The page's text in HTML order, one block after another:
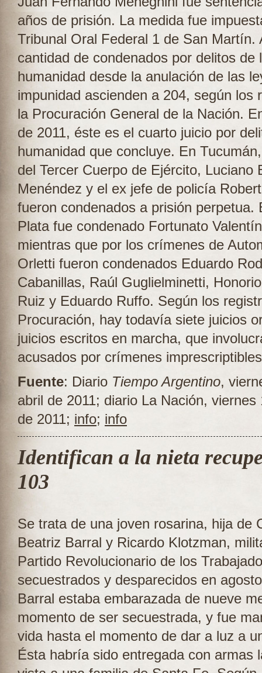
años de prisión. La medida fue
Tribunal Oral Federal 1 de San Martín.
cantidad de condenados por delitos de
humanidad desde la anulación de las
impunidad ascienden a 204, según los
la Procuración General de la Nación.
de 2011, éste es el cuarto juicio por
humanidad que concluye. En
del Tercer Cuerpo de Ejército, Luciano
Menéndez y el ex jefe de policía
fueron condenados a prisión perpetua.
Plata fue condenado Fortunato
mientras que por los crímenes de
Orletti fueron condenados Eduardo
Cabanillas, Raúl Guglielminetti,
Ruiz y Eduardo Ruffo. Según los
Procuración, hay todavía siete juicios
juicios escritos en marcha, que
acusados por crímenes
Fuente: Diario Tiempo Argentino,
abril de 2011; diario La Nación, viernes
de 2011; info; info
Identifican a la nieta
103
Se trata de una joven rosarina, hija de
Beatriz Barral y Ricardo Klotzman,
Partido Revolucionario de los
secuestrados y desparecidos en
Barral estaba embarazada de nueve
momento de ser secuestrada, y fue
vida hasta el momento de dar a luz a
Ésta habría sido entregada con armas